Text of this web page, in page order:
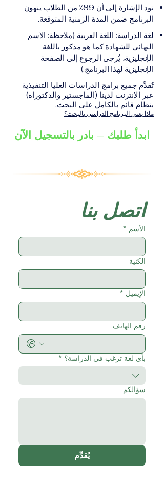
الإلكترونيقد يُطلب تقديم
مستندات إضافية حسب
البرنامج والمؤسسة التعليمية
الأكاديمية المناسبة للبرنامج،
والتي تصدر عن المؤسسة
التعليمية المسؤولة عن تقديم
البرنامج ضمن شبكة VBNN
Smart Education Group.
نود الإشارة إلى أن 89٪ من الطلاب ينهون
البرنامج ضمن المدة الزمنية المتوقعة.
لغة الدراسة: اللغة العربية (ملاحظة: الاسم
النهائي للشهادة كما هو مذكور باللغة
الإنجليزية، يُرجى الرجوع إلى الصفحة
الإنجليزية لهذا البرنامج.)
تُقدَّم جميع برامج الدراسات العليا التنفيذية
عبر الإنترنت لدينا (الماجستير والدكتوراه)
بنظام قائم بالكامل على البحث.
ماذا يعني البرنامج الدراسي بالبحث؟
ابدأ طلبك – بادر بالتسجيل الآن
اتصل بنا
الأسم *
الكنية
الإيميل *
رقم الهاتف
بأي لغة ترغب في الدراسة؟ *
سؤالكم
يُقدِّم